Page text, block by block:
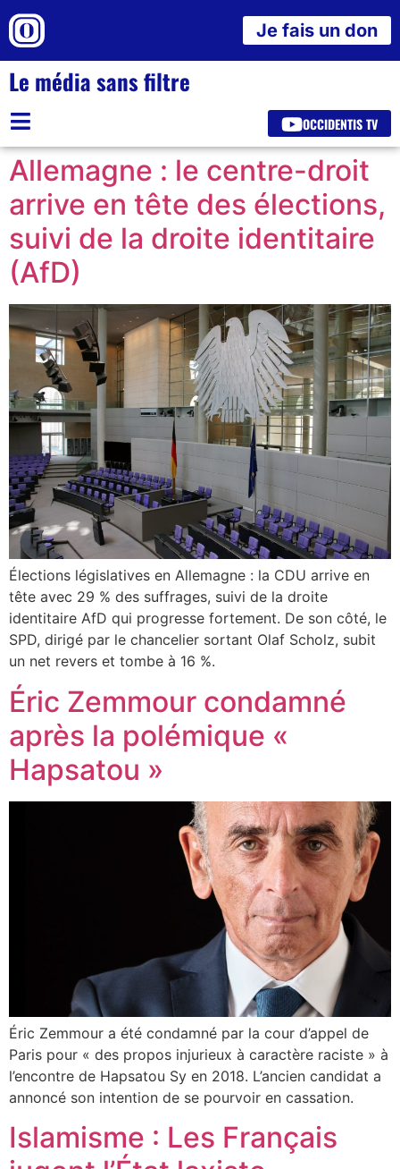
Je fais un don
Le média sans filtre
OCCIDENTIS TV
Allemagne : le centre-droit
arrive en tête des élections,
suivi de la droite identitaire
(AfD)
Élections législatives en Allemagne : la CDU arrive en
tête avec 29 % des suffrages, suivi de la droite
identitaire AfD qui progresse fortement. De son côté, le
SPD, dirigé par le chancelier sortant Olaf Scholz, subit
un net revers et tombe à 16 %.
Éric Zemmour condamné
après la polémique «
Hapsatou »
Éric Zemmour a été condamné par la cour d’appel de
Paris pour « des propos injurieux à caractère raciste » à
l’encontre de Hapsatou Sy en 2018. L’ancien candidat a
annoncé son intention de se pourvoir en cassation.
Islamisme : Les Français